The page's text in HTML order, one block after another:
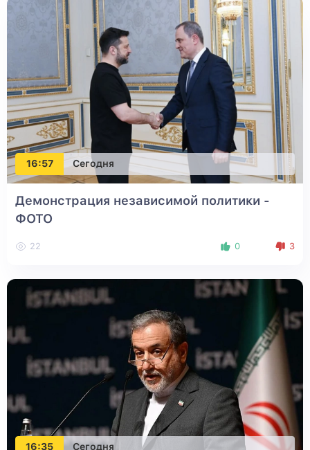
16:57 Сегодня
Демонстрация независимой политики -
ФОТО
22 0 3
16:35 Сегодня